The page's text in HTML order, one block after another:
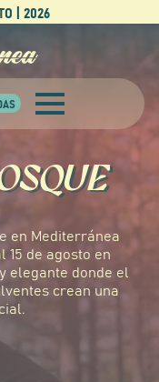
| 2026
en Mediterránea
15 de agosto en
elegante donde el
crean una